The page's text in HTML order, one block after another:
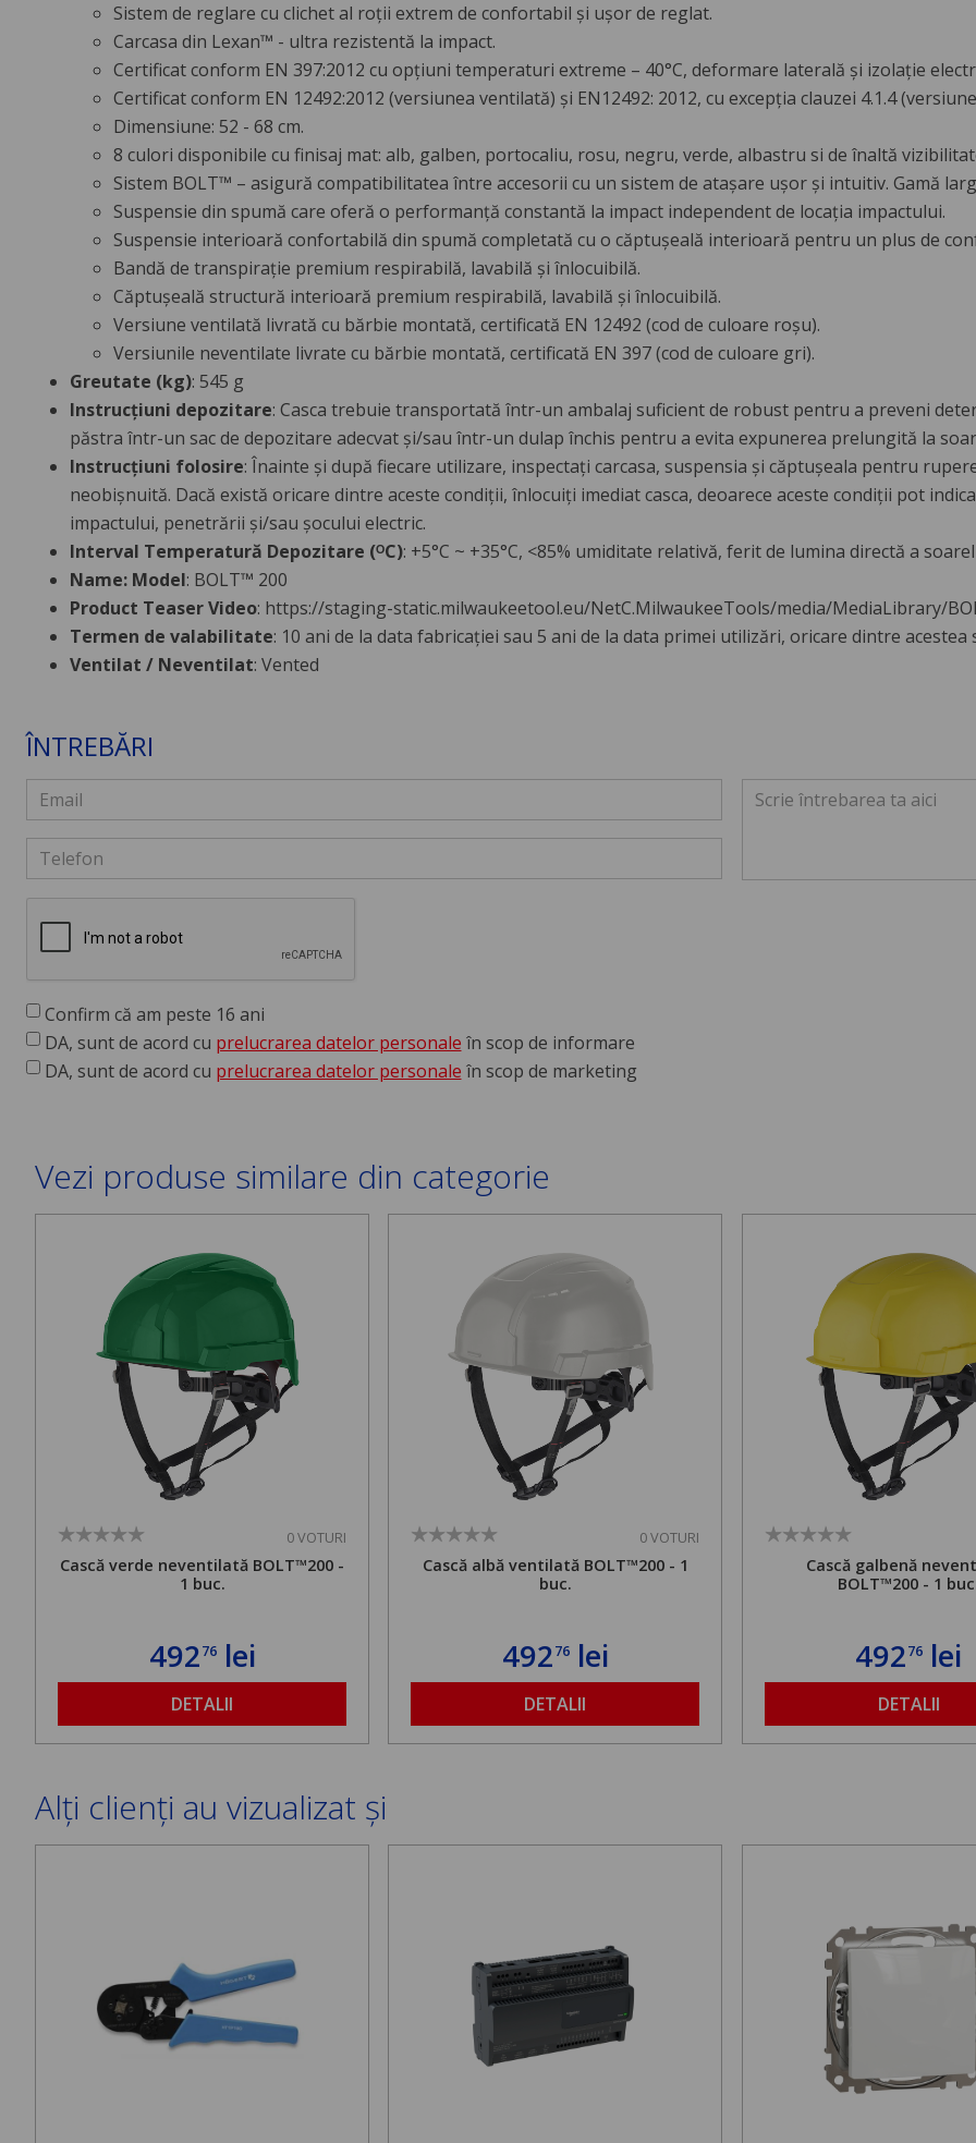
Sistem de reglare cu clichet al roții extrem de confortabil și ușor de reglat.
Carcasa din Lexan™ - ultra rezistentă la impact.
Certificat conform EN 397:2012 cu opțiuni temperaturi extreme – 40°C, deformare laterală și izolație
Certificat conform EN 12492:2012 (versiunea ventilată) și EN12492: 2012, cu excepția clauzei 4.1.4
Dimensiune: 52 - 68 cm.
8 culori disponibile cu finisaj mat: alb, galben, portocaliu, rosu, negru, verde, albastru si de înaltă
Sistem BOLT™ – asigură compatibilitatea între accesorii cu un sistem de atașare ușor și intuitiv. Gamă
Suspensie din spumă care oferă o performanță constantă la impact independent de locația impactului.
Suspensie interioară confortabilă din spumă completată cu o căptușeală interioară pentru un plus de
Bandă de transpirație premium respirabilă, lavabilă și înlocuibilă.
Căptușeală structură interioară premium respirabilă, lavabilă și înlocuibilă.
Versiune ventilată livrată cu bărbie montată, certificată EN 12492 (cod de culoare roșu).
Versiunile neventilate livrate cu bărbie montată, certificată EN 397 (cod de culoare gri).
Greutate (kg): 545 g
Instrucțiuni depozitare: Casca trebuie transportată într-un ambalaj suficient de robust pentru a preveni
păstra într-un sac de depozitare adecvat și/sau într-un dulap închis pentru a evita expunerea prelungită la
Instrucțiuni folosire: Înainte și după fiecare utilizare, inspectați carcasa, suspensia și căptușeala pentru
neobișnuită. Dacă există oricare dintre aceste condiții, înlocuiți imediat casca, deoarece aceste condiții pot
impactului, penetrării și/sau șocului electric.
Interval Temperatură Depozitare (ᴼC): +5°C ~ +35°C, <85% umiditate relativă, ferit de lumina directă a
Name: Model: BOLT™ 200
Product Teaser Video: https://staging-static.milwaukeetool.eu/NetC.MilwaukeeTools/media/MediaLibrary/
Termen de valabilitate: 10 ani de la data fabricației sau 5 ani de la data primei utilizări, oricare dintre acestea
Ventilat / Neventilat: Vented
ÎNTREBĂRI
Confirm că am peste 16 ani
DA, sunt de acord cu prelucrarea datelor personale în scop de informare
DA, sunt de acord cu prelucrarea datelor personale în scop de marketing
Vezi produse similare din categorie
0 VOTURI
Cască verde neventilată BOLT™200 -
1 buc.
49276lei
DETALII
0 VOTURI
Cască albă ventilată BOLT™200 - 1
buc.
49276lei
DETALII
Cască galbenă
BOLT™200 - 1
49276 lei
DETALII
Alți clienți au vizualizat și